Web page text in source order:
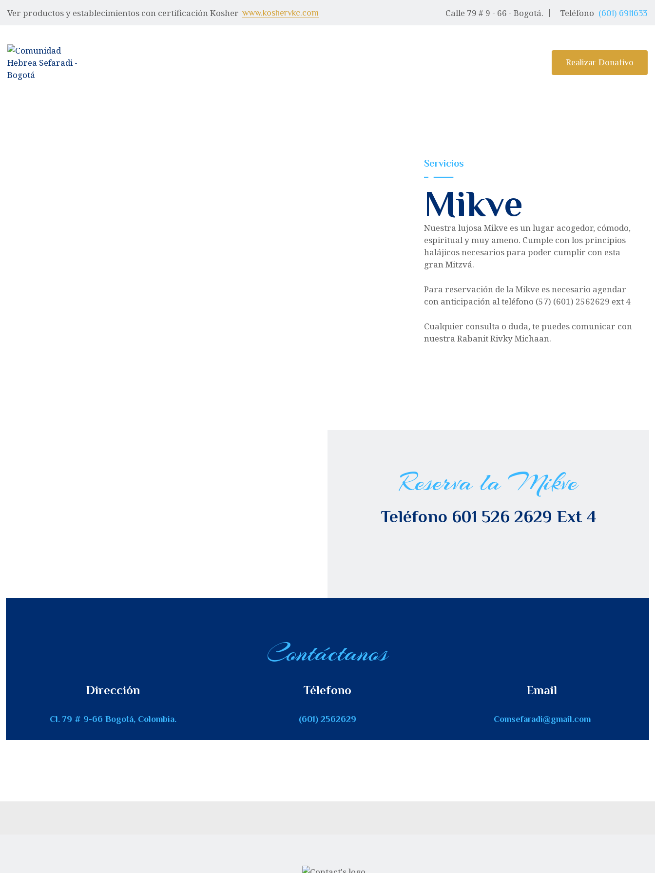
Ver productos y establecimientos con certificación Kosher www.koshervkc.com Calle 79 # 9 - 66 - Bogotá. Teléfono (601) 6911633
Realizar Donativo
¿QUIÉNES SOMOS?
Servicios
Mikve
Nuestra lujosa Mikve es un lugar acogedor, cómodo,
espiritual y muy ameno. Cumple con los principios
halájicos necesarios para poder cumplir con esta
gran Mitzvá.
Para reservación de la Mikve es necesario agendar
con anticipación al teléfono (57) (601) 2562629 ext 4
Cualquier consulta o duda, te puedes comunicar con
nuestra Rabanit Rivky Michaan.
Reserva la Mikve
Teléfono 601 526 2629 Ext 4
Contáctanos
Dirección
Cl. 79 # 9-66 Bogotá, Colombia.
Télefono
(601) 2562629
Email
Comsefaradi@gmail.com